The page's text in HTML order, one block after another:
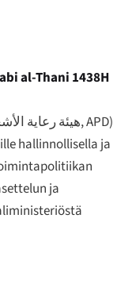
al-Thani 1438H
هيئة رعاية, APD)
hallinnollisella ja
ja